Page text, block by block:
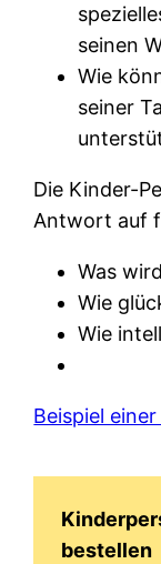
seinen
Wie
seiner
Die Kinder-
Antwort auf
Was
Wie
Wie
Beispiel
bestellen